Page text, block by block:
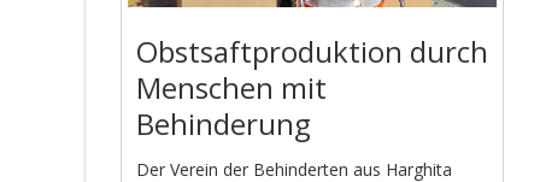
Obstsaftproduktion durch
Menschen mit
Behinderung
Der Verein der Behinderten aus Harghita